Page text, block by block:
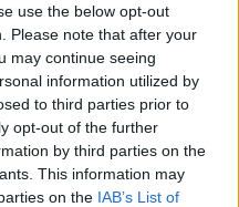
use the below opt-out
Please note that after your
may continue seeing
information utilized by
to third parties prior to
opt-out of the further
by third parties on the
This information may
on the IAB’s List of
Article següent
El Jesús i Maria C reacciona
tres cops i aconseguix
empatar en un partit vibrant